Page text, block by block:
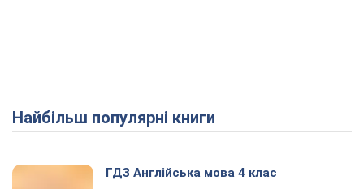
Найбільш популярні книги
ГДЗ Англійська мова 4 клас